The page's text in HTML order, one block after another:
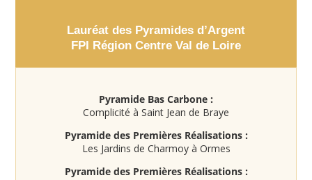
Lauréat des Pyramides d’Argent
FPI Région Centre Val de Loire
Pyramide Bas Carbone :
Complicité à Saint Jean de Braye
Pyramide des Premières Réalisations :
Les Jardins de Charmoy à Ormes
Pyramide des Premières Réalisations :